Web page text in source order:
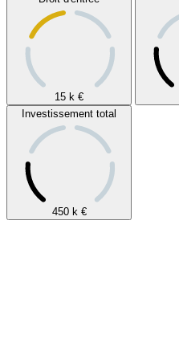
15 k €
Investissement total
450 k €